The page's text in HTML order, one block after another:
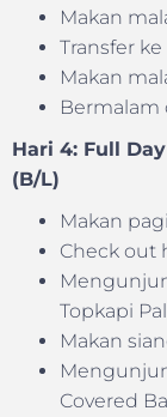
Makan
Transfer
Makan
Bermalam
Hari 4: Full
(B/L)
Makan
Check out
Topkapi
Makan
Covered